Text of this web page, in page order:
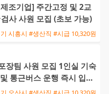
조기업] 주간고정 및 2교
검사 사원 모집 (초보 가능)
시흥시 #생산직 #시급 10,320원
장팀 사원 모집 1인실 기숙
통근버스 운행 즉시 입사